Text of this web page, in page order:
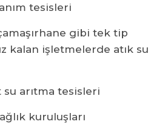
tesisleri
gibi tek tip
kalan işletmelerde atık su
arıtma tesisleri
kuruluşları